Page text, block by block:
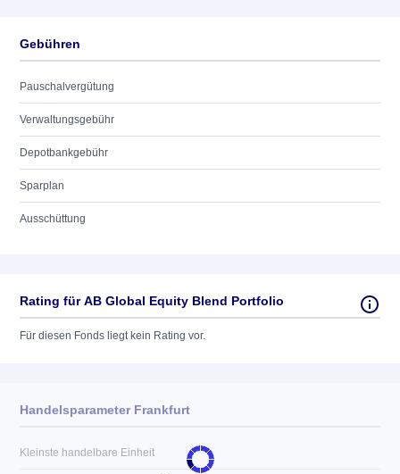
Gebühren
Pauschalvergütung
Verwaltungsgebühr
Depotbankgebühr
Sparplan
Ausschüttung
Rating für AB Global Equity Blend Portfolio
Für diesen Fonds liegt kein Rating vor.
Handelsparameter Frankfurt
Kleinste handelbare Einheit